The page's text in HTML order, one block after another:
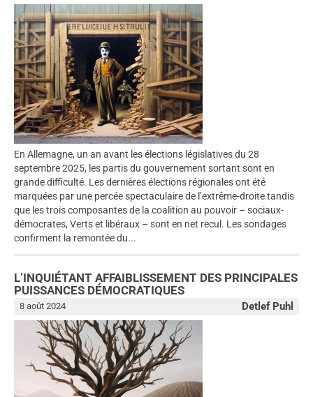
En Allemagne, un an avant les élections législatives du 28
septembre 2025, les partis du gouvernement sortant sont en
grande difficulté. Les dernières élections régionales ont été
marquées par une percée spectaculaire de l’extrême-droite tandis
que les trois composantes de la coalition au pouvoir – sociaux-
démocrates, Verts et libéraux – sont en net recul. Les sondages
confirment la remontée du...
L’INQUIÉTANT AFFAIBLISSEMENT DES PRINCIPALES
PUISSANCES DÉMOCRATIQUES
Detlef Puhl
8 août 2024